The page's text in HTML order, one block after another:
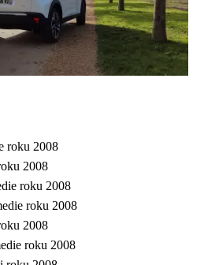
roku 2008
2008
roku 2008
roku 2008
2008
roku 2008